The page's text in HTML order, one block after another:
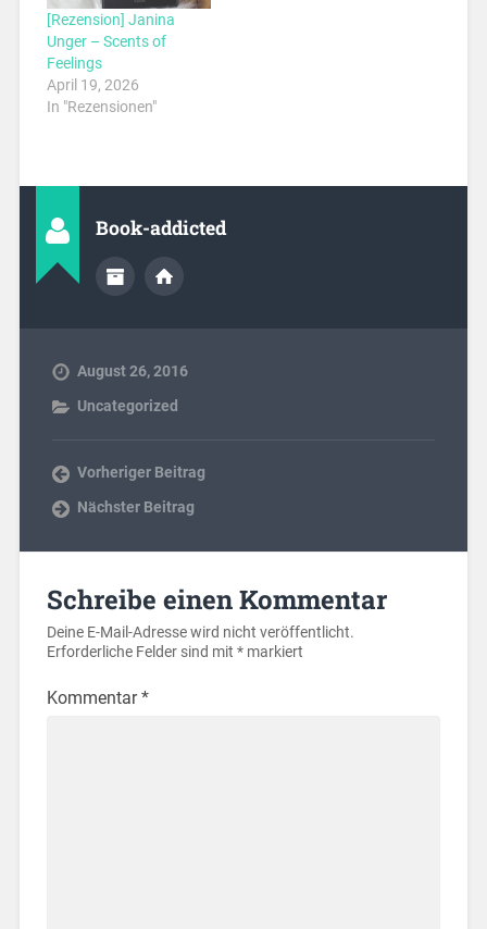
[Rezension] Janina
Unger – Scents of
Feelings
April 19, 2026
In "Rezensionen"
Book-addicted
August 26, 2016
Uncategorized
Vorheriger Beitrag
Nächster Beitrag
Schreibe einen Kommentar
Deine E-Mail-Adresse wird nicht veröffentlicht.
Erforderliche Felder sind mit *markiert
Kommentar*